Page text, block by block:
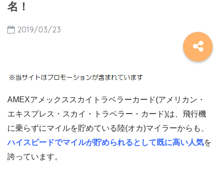
名！
2019/03/23
AMEXアメックススカイトラベラーカード(アメリカン・
エキスプレス・スカイ・トラベラー・カード)は、飛行機
に乗らずにマイルを貯めている陸(オカ)マイラーからも、
ハイスピードでマイルが貯められるとして既に高い人気を
誇っています。